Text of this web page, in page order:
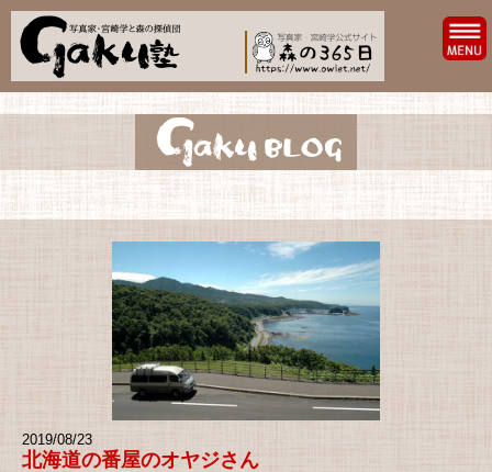
2019/08/23
北海道の番屋のオヤジさん